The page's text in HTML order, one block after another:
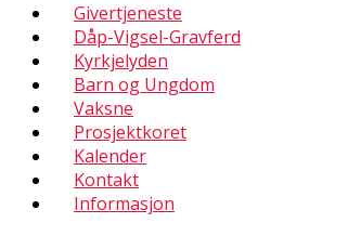
Givertjeneste
Dåp-Vigsel-Gravferd
Kyrkjelyden
Barn og Ungdom
Vaksne
Prosjektkoret
Kalender
Kontakt
Informasjon